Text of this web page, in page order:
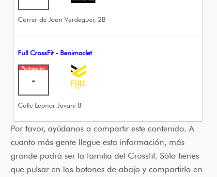
Carrer de Joan Verdeguer, 2B
Full CrossFit - Benimaclet
Puntuación
-
Calle Leonor Jovani 8
Por favor, ayúdanos a compartir este contenido. A
cuanto más gente llegue esta información, más
grande podrá ser la familia del Crossfit. Sólo tienes
que pulsar en los botones de abajo y compartirlo en